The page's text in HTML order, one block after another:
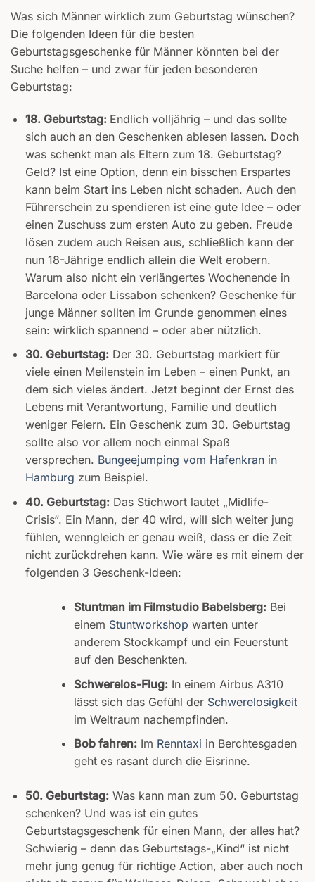
Was sich Männer wirklich zum Geburtstag wünschen?
Die folgenden Ideen für die besten
Geburtstagsgeschenke für Männer könnten bei der
Suche helfen – und zwar für jeden besonderen
Geburtstag:
18. Geburtstag: Endlich volljährig – und das sollte
sich auch an den Geschenken ablesen lassen. Doch
was schenkt man als Eltern zum 18. Geburtstag?
Geld? Ist eine Option, denn ein bisschen Erspartes
kann beim Start ins Leben nicht schaden. Auch den
Führerschein zu spendieren ist eine gute Idee – oder
einen Zuschuss zum ersten Auto zu geben. Freude
lösen zudem auch Reisen aus, schließlich kann der
nun 18-Jährige endlich allein die Welt erobern.
Warum also nicht ein verlängertes Wochenende in
Barcelona oder Lissabon schenken? Geschenke für
junge Männer sollten im Grunde genommen eines
sein: wirklich spannend – oder aber nützlich.
30. Geburtstag:Der 30. Geburtstag markiert für
viele einen Meilenstein im Leben – einen Punkt, an
dem sich vieles ändert. Jetzt beginnt der Ernst des
Lebens mit Verantwortung, Familie und deutlich
weniger Feiern. Ein Geschenk zum 30. Geburtstag
sollte also vor allem noch einmal Spaß
versprechen. Bungeejumping vom Hafenkran in
Hamburg zum Beispiel.
40. Geburtstag:Das Stichwort lautet „Midlife-
Crisis“. Ein Mann, der 40 wird, will sich weiter jung
fühlen, wenngleich er genau weiß, dass er die Zeit
nicht zurückdrehen kann. Wie wäre es mit einem der
folgenden 3 Geschenk-Ideen:
Stuntman im Filmstudio Babelsberg:Bei
einem Stuntworkshop warten unter
anderem Stockkampf und ein Feuerstunt
auf den Beschenkten.
Schwerelos-Flug:In einem Airbus A310
lässt sich das Gefühl der Schwerelosigkeit
im Weltraum nachempfinden.
Bob fahren:Im Renntaxi in Berchtesgaden
geht es rasant durch die Eisrinne.
50. Geburtstag:Was kann man zum 50. Geburtstag
schenken? Und was ist ein gutes
Geburtstagsgeschenk für einen Mann, der alles hat?
Schwierig – denn das Geburtstags-„Kind“ ist nicht
mehr jung genug für richtige Action, aber auch noch